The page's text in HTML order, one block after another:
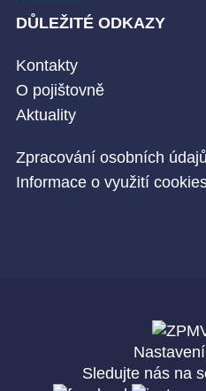
DŮLEŽITÉ ODKAZY
Kontakty
O pojištovně
Aktuality
Zpracování osobních údajů
Informace o využití
Sledujte nás na